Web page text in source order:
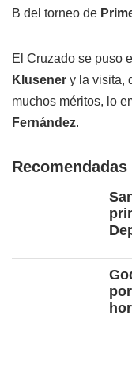
B del torneo de
El Cruzado se puso
Klusener y la visita,
muchos méritos, lo
Fernández.
Recomendadas